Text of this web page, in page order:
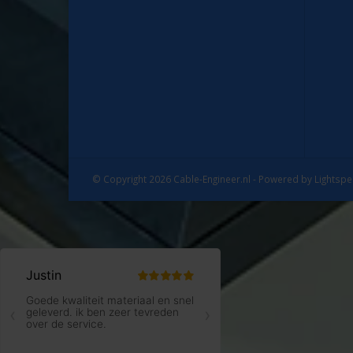
© Copyright 2026 Cable-Engineer.nl - Powered by